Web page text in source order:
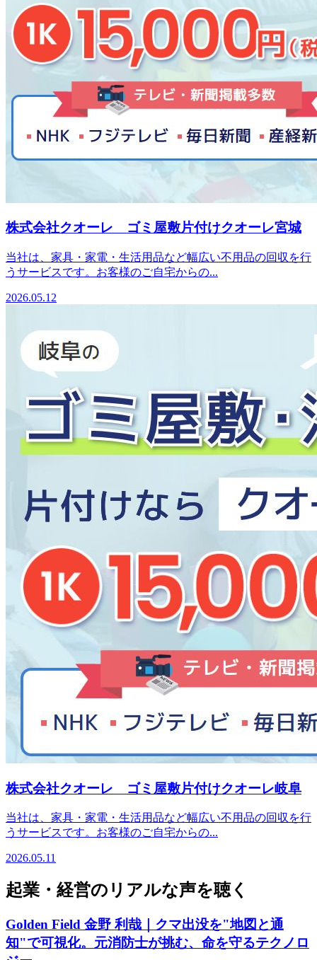
株式会社クオーレ ゴミ屋敷片付けクオーレ宮城
当社は、家具・家電・生活用品など幅広い不用品の回収を行
うサービスです。お客様のご自宅からの...
2026.05.12
株式会社クオーレ ゴミ屋敷片付けクオーレ岐阜
当社は、家具・家電・生活用品など幅広い不用品の回収を行
うサービスです。お客様のご自宅からの...
2026.05.11
起業・経営のリアルな声を聴く
Golden Field 金野 利哉｜クマ出没を"地図と通
知"で可視化。元消防士が挑む、命を守るテクノロ